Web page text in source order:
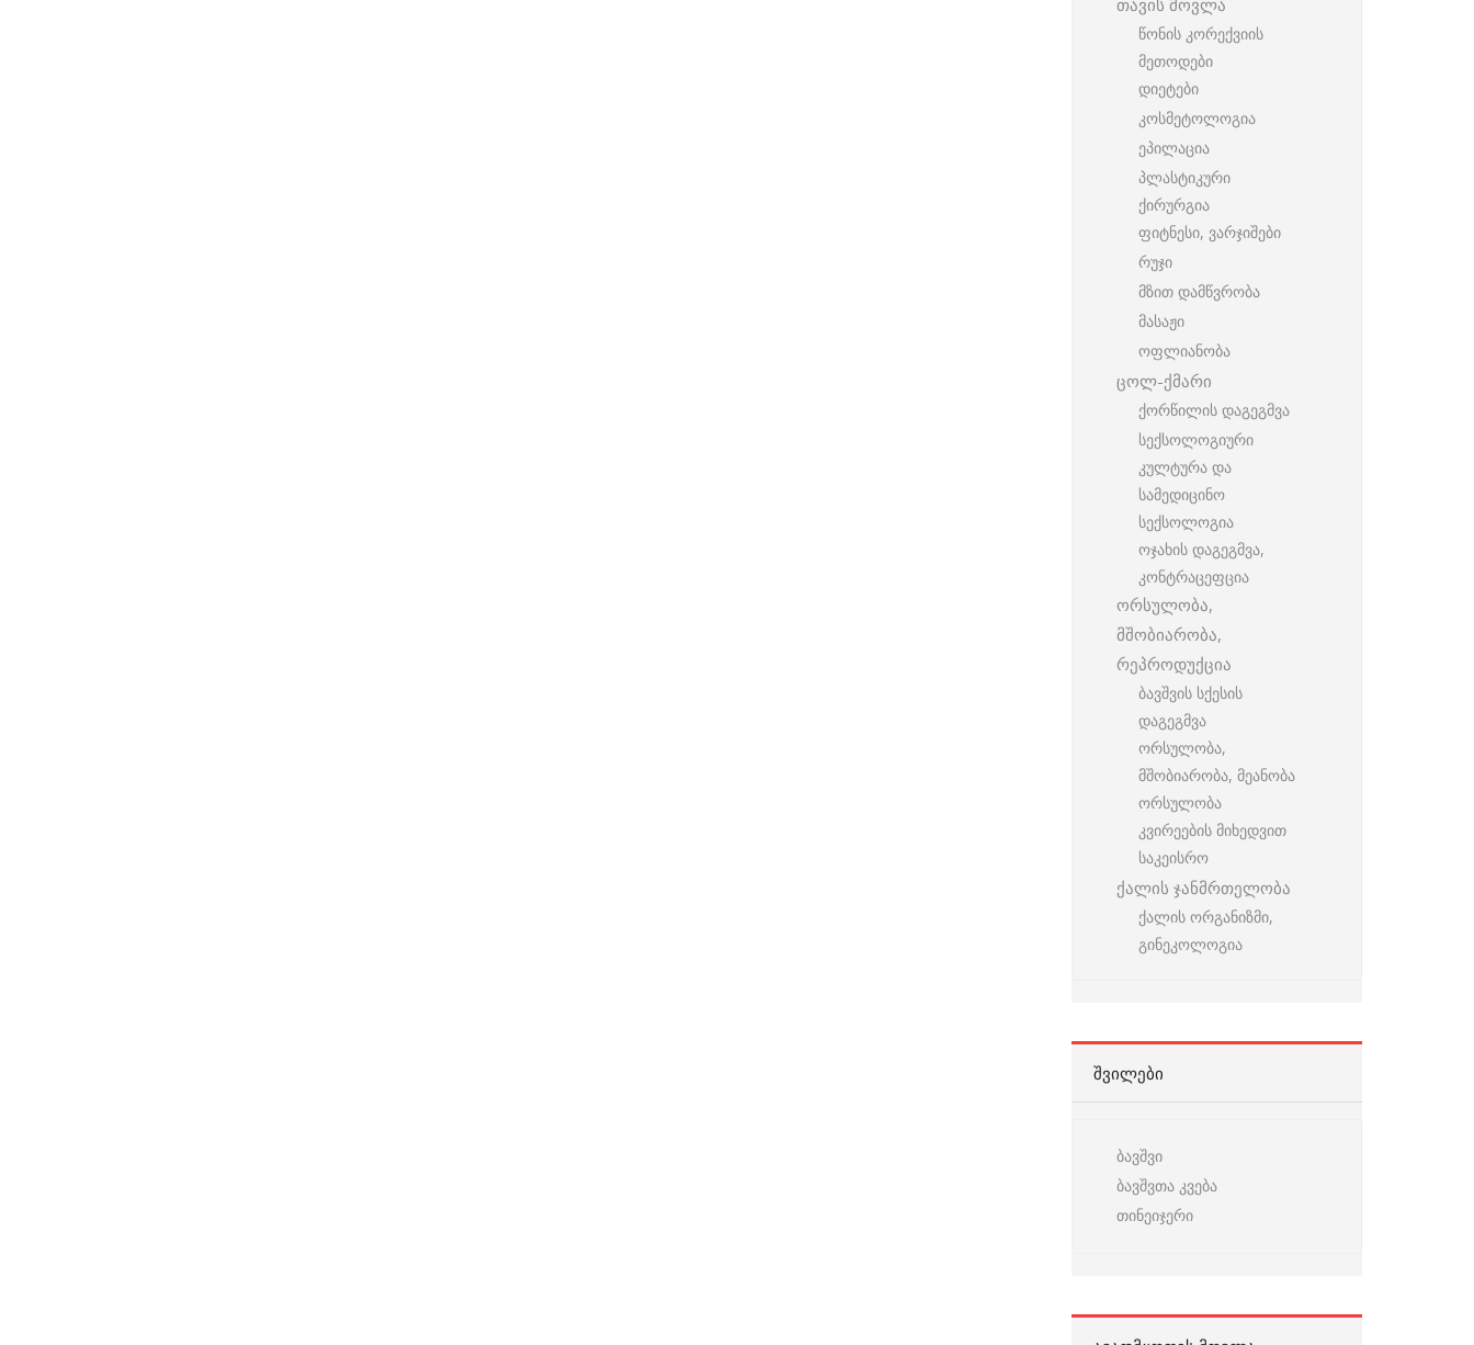
თავის მოვლა
წონის კორექვიის
მეთოდები
დიეტები
კოსმეტოლოგია
ეპილაცია
პლასტიკური
ქირურგია
ფიტნესი, ვარჯიშები
რუჯი
მზით დამწვრობა
მასაჟი
ოფლიანობა
ცოლ-ქმარი
ქორწილის დაგეგმვა
სექსოლოგიური
კულტურა და
სამედიცინო
სექსოლოგია
ოჯახის დაგეგმვა,
კონტრაცეფცია
ორსულობა,
მშობიარობა,
რეპროდუქცია
ბავშვის სქესის
დაგეგმვა
ორსულობა,
მშობიარობა, მეანობა
ორსულობა
კვირეების მიხედვით
საკეისრო
ქალის ჯანმრთელობა
ქალის ორგანიზმი,
გინეკოლოგია
ᲨᲕᲘᲚᲔᲑᲘ
ბავშვი
ბავშვთა კვება
თინეიჯერი